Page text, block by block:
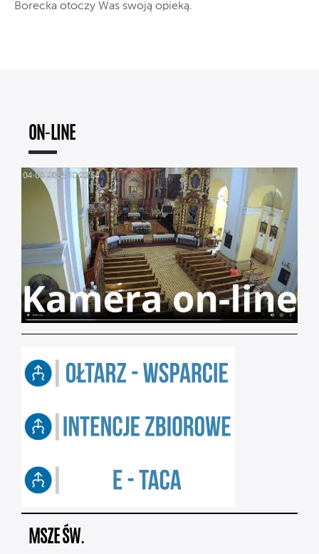
Borecka otoczy Was swoją opieką.
ON-LINE
MSZE ŚW.